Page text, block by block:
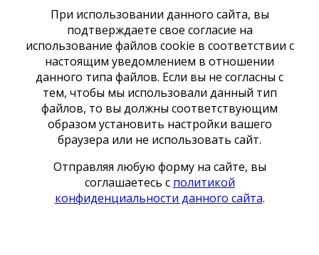
При использовании данного сайта, вы
подтверждаете свое согласие на
использование файлов cookie в соответствии с
настоящим уведомлением в отношении
данного типа файлов. Если вы не согласны с
тем, чтобы мы использовали данный тип
файлов, то вы должны соответствующим
образом установить настройки вашего
браузера или не использовать сайт.
Отправляя любую форму на сайте, вы
соглашаетесь с политикой
конфиденциальности данного сайта.